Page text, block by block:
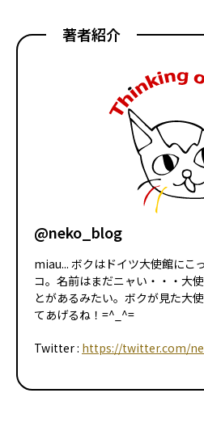
著者紹介
@neko_blog
miau... ボクはドイツ大使館にこ
コ。名前はまだニャい・・・大
とがあるみたい。ボクが見た大
てあげるね！=^_^=
Twitter : https://twitter.com/